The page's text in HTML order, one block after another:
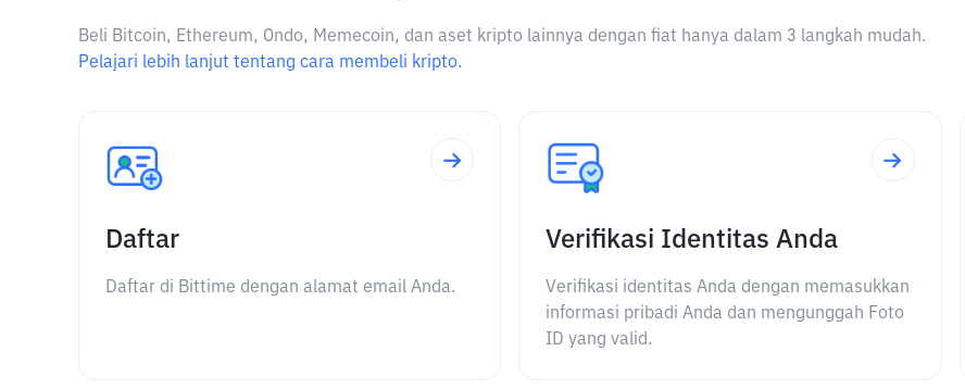
Beli Bitcoin, Ethereum, Ondo, Memecoin, dan aset kripto lainnya dengan fiat hanya dalam 3 langkah mudah.
Pelajari lebih lanjut tentang cara membeli kripto.
Daftar
Daftar di Bittime dengan alamat email Anda.
Verifikasi Identitas Anda
Verifikasi identitas Anda dengan memasukkan
informasi pribadi Anda dan mengunggah Foto
ID yang valid.